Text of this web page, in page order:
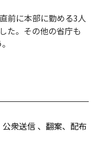
前に本部に勤める3人
た。その他の省庁も
衆送信 、翻案、配布